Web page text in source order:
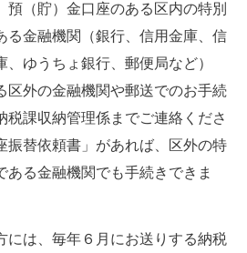
預（貯）金口座のある区内の特別
る金融機関（銀行、信用金庫、信
、ゆうちょ銀行、郵便局など）
外の金融機関や郵送でのお手続
税課収納管理係までご連絡くださ
替依頼書」があれば、区外の特
ある金融機関でも手続きできま
は、毎年６月にお送りする納税